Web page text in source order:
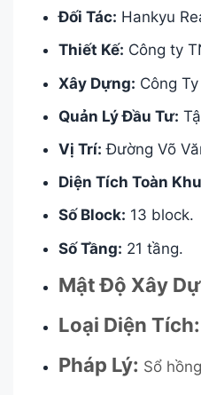
Đối Tác: Hankyu
Thiết Kế: Công ty
Xây Dựng: Công
Quản Lý Đầu Tư:
Vị Trí: Đường Võ
Diện Tích Toàn
Số Block: 13 block.
Số Tầng: 21 tầng.
Mật Độ Xây
Loại Diện Tích:
Pháp Lý: Sổ